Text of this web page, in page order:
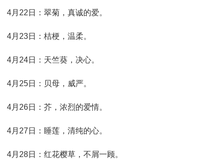
4月22日：翠菊，真诚的爱。
4月23日：桔梗，温柔。
4月24日：天竺葵，决心。
4月25日：贝母，威严。
4月26日：芥，浓烈的爱情。
4月27日：睡莲，清纯的心。
4月28日：红花樱草，不屑一顾。